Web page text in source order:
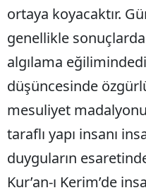
ortaya koyacaktır.
genellikle
algılama
düşüncesinde
mesuliyet
taraflı yapı insanı
duyguların
Kur’an-ı Kerim’de